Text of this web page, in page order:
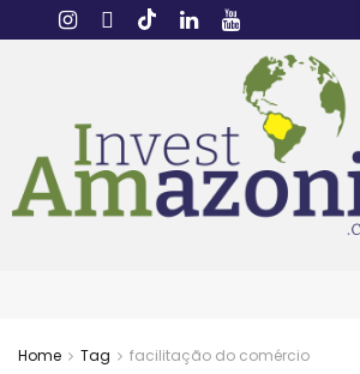
Home Tag facilitação do comércio